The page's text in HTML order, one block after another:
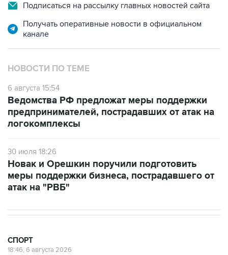
Подписаться на рассылку главных новостей сайта
Получать оперативные новости в официальном
канале
НОВОСТИ ПО ТЕМЕ
6 августа 15:54
Ведомства РФ предложат меры поддержки
предпринимателей, пострадавших от атак на
логокомплексы
30 июля 18:26
Новак и Орешкин поручили подготовить
меры поддержки бизнеса, пострадавшего от
атак на "РВБ"
СПОРТ
18:46, 6 августа 2026